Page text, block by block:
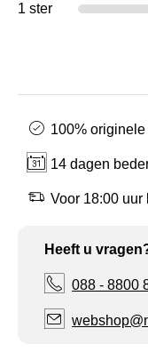
1 ster
100%
14 dagen
Voor 18:00 uur
Heeft u
088 - 8800